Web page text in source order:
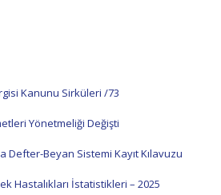
Kanunu Sirküleri /73
Yönetmeliği Değişti
Defter-Beyan Sistemi Kayıt Kılavuzu
Hastalıkları İstatistikleri – 2025